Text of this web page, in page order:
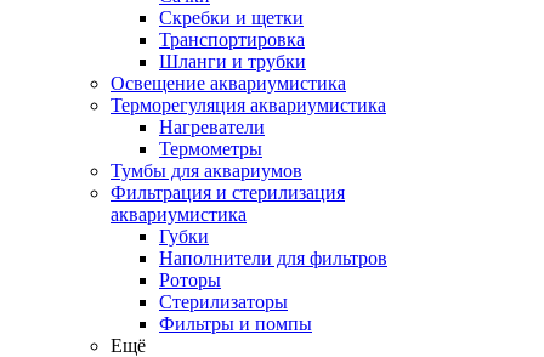
Скребки и щетки
Транспортировка
Шланги и трубки
Освещение аквариумистика
Терморегуляция аквариумистика
Нагреватели
Термометры
Тумбы для аквариумов
Фильтрация и стерилизация
аквариумистика
Губки
Наполнители для фильтров
Роторы
Стерилизаторы
Фильтры и помпы
Ещё